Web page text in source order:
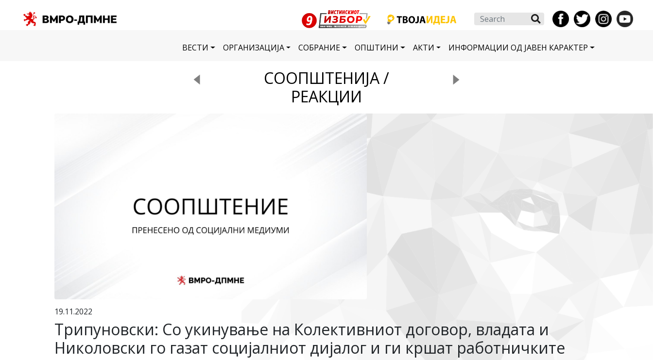
Search
ВЕСТИ ОРГАНИЗАЦИЈА СОБРАНИЕ ОПШТИНИ АКТИ ИНФОРМАЦИИ ОД ЈАВЕН КАРАКТЕР
СООПШТЕНИЈА /
РЕАКЦИИ
19.11.2022
Трипуновски: Со укинување на Колективниот договор, владата и
Николовски го газат социјалниот дијалог и ги кршат работничките